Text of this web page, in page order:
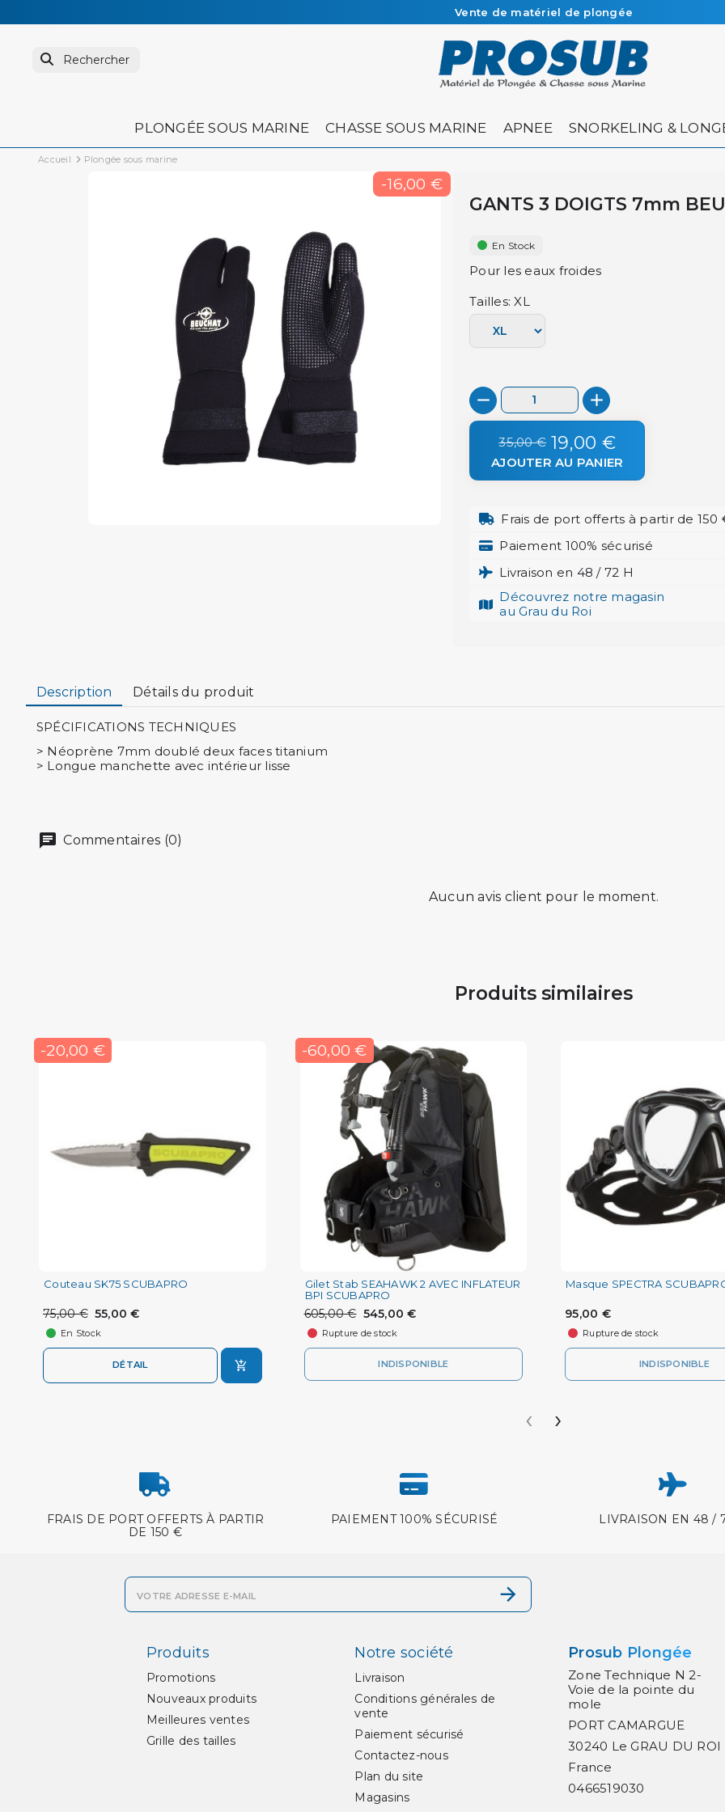
Vente de matériel de plongée
PLONGÉE SOUS MARINE CHASSE SOUS MARINE APNEE SNORKELING &
Accueil Plongée sous marine
-16,00 €
GANTS 3 DOIGTS 7mm
En Stock
Pour les eaux froides
Tailles: XL
35,00 € 19,00 €
AJOUTER AU PANIER
Frais de port offerts à partir de 150
Paiement 100% sécurisé
Livraison en 48 / 72 H
Découvrez notre magasin
au Grau du Roi
Description Détails du produit
SPÉCIFICATIONS TECHNIQUES
> Néoprène 7mm doublé deux faces titanium
> Longue manchette avec intérieur lisse
Commentaires (0)
Aucun avis client pour le moment.
Produits similaires
-20,00 €
Couteau SK75 SCUBAPRO
75,00 € 55,00 €
En Stock
DÉTAIL
-60,00 €
Gilet Stab SEAHAWK 2 AVEC INFLATEUR
BPI SCUBAPRO
605,00 € 545,00 €
Rupture de stock
INDISPONIBLE
Masque SPECTRA
95,00 €
Rupture de stock
INDISPONIBLE
‹ ›
FRAIS DE PORT OFFERTS À PARTIR
DE 150 €
PAIEMENT 100% SÉCURISÉ LIVRAISON EN 48 /
Produits
Promotions
Nouveaux produits
Meilleures ventes
Grille des tailles
Notre société
Livraison
Conditions générales de
vente
Paiement sécurisé
Contactez-nous
Plan du site
Magasins
Prosub Plongée
Zone Technique N 2-
Voie de la pointe du
mole
PORT CAMARGUE
30240 Le GRAU DU ROI
France
0466519030